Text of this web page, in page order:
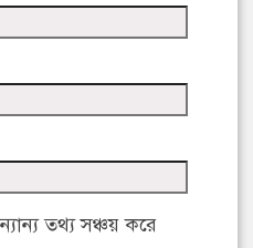
তথ্য সঞ্চয় করে